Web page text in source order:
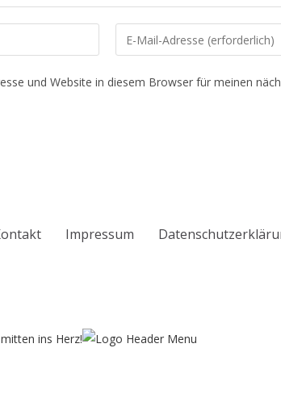
und Website in diesem Browser für meinen
Impressum